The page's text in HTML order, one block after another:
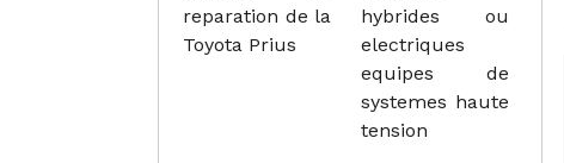
reparation de la
Toyota Prius
hybrides ou
electriques
equipes de
systemes haute
tension